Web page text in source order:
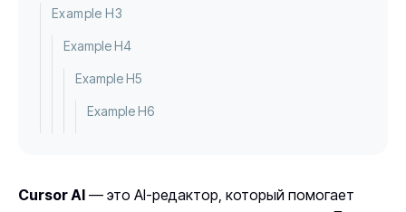
Example H3
Example H4
Example H5
Example H6
Cursor AI — это AI-редактор, который помогает